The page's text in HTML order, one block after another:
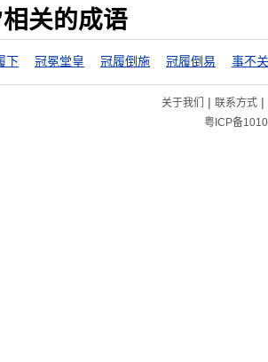
关的成语
下 冠冕堂皇 冠履倒施 冠履倒易 事不
关于我们 | 联系方式|
粤ICP备